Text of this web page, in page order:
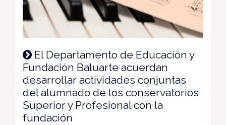
El Departamento de Educación y
Fundación Baluarte acuerdan
desarrollar actividades conjuntas
del alumnado de los conservatorios
Superior y Profesional con la
fundación